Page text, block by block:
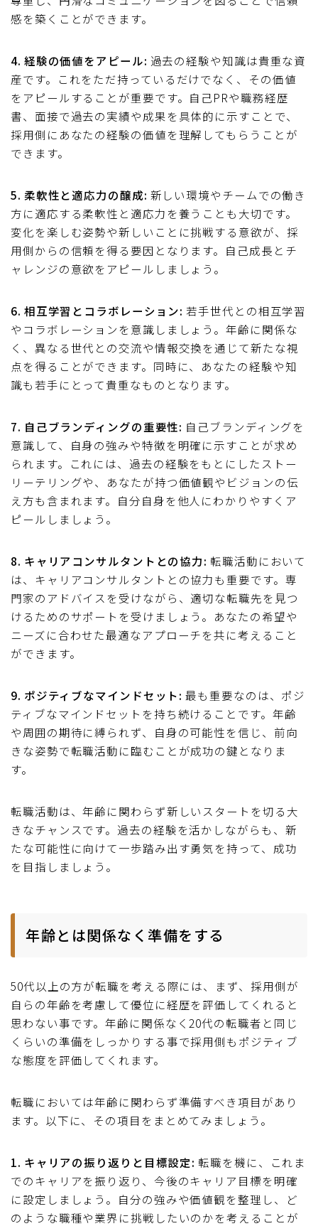
感を築くことができます。
4. 経験の価値をアピール: 過去の経験や知識は貴重な資
産です。これをただ持っているだけでなく、その価値
をアピールすることが重要です。自己PRや職務経歴
書、面接で過去の実績や成果を具体的に示すことで、
採用側にあなたの経験の価値を理解してもらうことが
できます。
5. 柔軟性と適応力の醸成: 新しい環境やチームでの働き
方に適応する柔軟性と適応力を養うことも大切です。
変化を楽しむ姿勢や新しいことに挑戦する意欲が、採
用側からの信頼を得る要因となります。自己成長とチ
ャレンジの意欲をアピールしましょう。
6. 相互学習とコラボレーション: 若手世代との相互学習
やコラボレーションを意識しましょう。年齢に関係な
く、異なる世代との交流や情報交換を通じて新たな視
点を得ることができます。同時に、あなたの経験や知
識も若手にとって貴重なものとなります。
7. 自己ブランディングの重要性: 自己ブランディングを
意識して、自身の強みや特徴を明確に示すことが求め
られます。これには、過去の経験をもとにしたストー
リーテリングや、あなたが持つ価値観やビジョンの伝
え方も含まれます。自分自身を他人にわかりやすくア
ピールしましょう。
8. キャリアコンサルタントとの協力: 転職活動において
は、キャリアコンサルタントとの協力も重要です。専
門家のアドバイスを受けながら、適切な転職先を見つ
けるためのサポートを受けましょう。あなたの希望や
ニーズに合わせた最適なアプローチを共に考えること
ができます。
9. ポジティブなマインドセット: 最も重要なのは、ポジ
ティブなマインドセットを持ち続けることです。年齢
や周囲の期待に縛られず、自身の可能性を信じ、前向
きな姿勢で転職活動に臨むことが成功の鍵となりま
す。
転職活動は、年齢に関わらず新しいスタートを切る大
きなチャンスです。過去の経験を活かしながらも、新
たな可能性に向けて一歩踏み出す勇気を持って、成功
を目指しましょう。
年齢とは関係なく準備をする
50代以上の方が転職を考える際には、まず、採用側が
自らの年齢を考慮して優位に経歴を評価してくれると
思わない事です。年齢に関係なく20代の転職者と同じ
くらいの準備をしっかりする事で採用側もポジティブ
な態度を評価してくれます。
転職においては年齢に関わらず準備すべき項目があり
ます。以下に、その項目をまとめてみましょう。
1. キャリアの振り返りと目標設定: 転職を機に、これま
でのキャリアを振り返り、今後のキャリア目標を明確
に設定しましょう。自分の強みや価値観を整理し、ど
のような職種や業界に挑戦したいのかを考えることが